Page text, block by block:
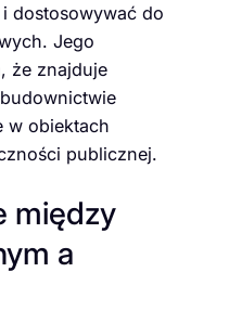
dostosowywać do
Jego
że znajduje
w obiektach
publicznej.
między
a